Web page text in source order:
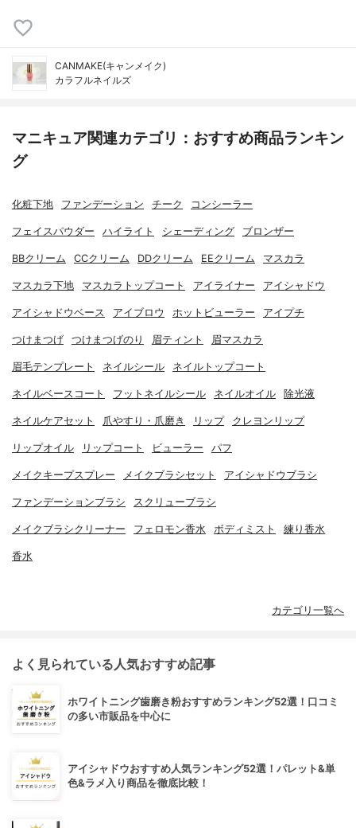
CANMAKE(キャンメイク)
カラフルネイルズ
マニキュア関連カテゴリ：おすすめ商品ランキン
グ
化粧下地 ファンデーション チーク コンシーラー
フェイスパウダー ハイライト シェーディング ブロンザー
BBクリーム CCクリーム DDクリーム EEクリーム マスカラ
マスカラ下地 マスカラトップコート アイライナー アイシャドウ
アイシャドウベース アイブロウ ホットビューラー アイプチ
つけまつげ つけまつげのり 眉ティント 眉マスカラ
眉毛テンプレート ネイルシール ネイルトップコート
ネイルベースコート フットネイルシール ネイルオイル 除光液
ネイルケアセット 爪やすり・爪磨き リップ クレヨンリップ
リップオイル リップコート ビューラー パフ
メイクキープスプレー メイクブラシセット アイシャドウブラシ
ファンデーションブラシ スクリューブラシ
メイクブラシクリーナー フェロモン香水 ボディミスト 練り香水
香水
カテゴリ一覧へ
よく見られている人気おすすめ記事
ホワイトニング歯磨き粉おすすめランキング52選！口コミ
の多い市販品を中心に
アイシャドウおすすめ人気ランキング52選！パレット&単
色&ラメ入り商品を徹底比較！